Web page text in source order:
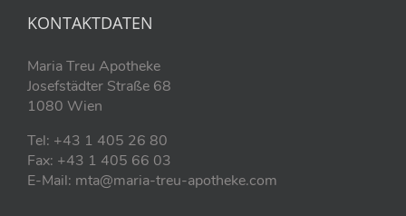
KONTAKTDATEN
Maria Treu Apotheke
Josefstädter Straße 68
1080 Wien
Tel: +43 1 405 26 80
Fax: +43 1 405 66 03
E-Mail: mta@maria-treu-apotheke.com